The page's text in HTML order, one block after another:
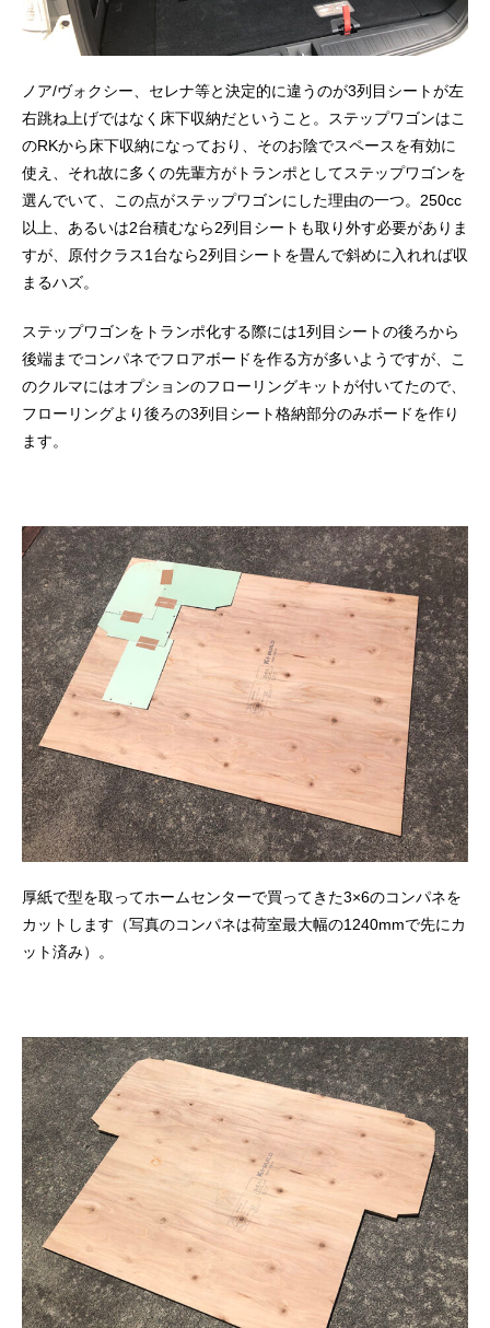
ノア/ヴォクシー、セレナ等と決定的に違うのが3列目シートが左
右跳ね上げではなく床下収納だということ。ステップワゴンはこ
のRKから床下収納になっており、そのお陰でスペースを有効に
使え、それ故に多くの先輩方がトランポとしてステップワゴンを
選んでいて、この点がステップワゴンにした理由の一つ。250cc
以上、あるいは2台積むなら2列目シートも取り外す必要がありま
すが、原付クラス1台なら2列目シートを畳んで斜めに入れれば収
まるハズ。
ステップワゴンをトランポ化する際には1列目シートの後ろから
後端までコンパネでフロアボードを作る方が多いようですが、こ
のクルマにはオプションのフローリングキットが付いてたので、
フローリングより後ろの3列目シート格納部分のみボードを作り
ます。
厚紙で型を取ってホームセンターで買ってきた3×6のコンパネを
カットします（写真のコンパネは荷室最大幅の1240mmで先にカ
ット済み）。